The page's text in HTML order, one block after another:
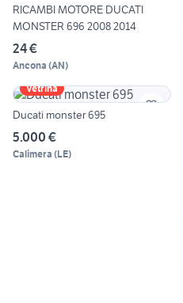
RICAMBI MOTORE DUCATI
MONSTER 696 2008 2014
24 €
Ancona (AN)
Vetrina
Ducati monster 695
5.000 €
Calimera (LE)